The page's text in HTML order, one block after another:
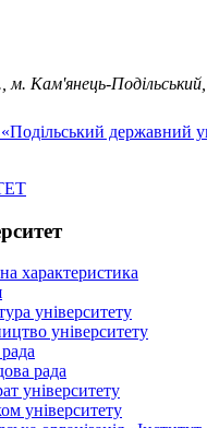
м. Кам'янець-
характеристика
університету
університету
рада
університету
університету